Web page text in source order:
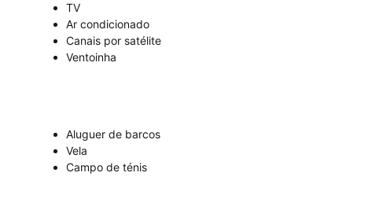
TV
Ar condicionado
Canais por satélite
Ventoinha
Aluguer de barcos
Vela
Campo de ténis